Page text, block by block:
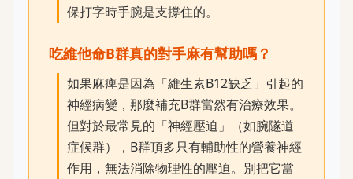
保打字時手腕是支撐住的。
吃維他命B群真的對手麻有幫助嗎？
如果麻痺是因為「維生素B12缺乏」引起的
神經病變，那麼補充B群當然有治療效果。
但對於最常見的「神經壓迫」（如腕隧道
症候群），B群頂多只有輔助性的營養神經
作用，無法消除物理性的壓迫。別把它當